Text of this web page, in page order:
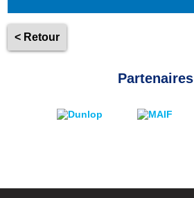
< Retour
Partenaires